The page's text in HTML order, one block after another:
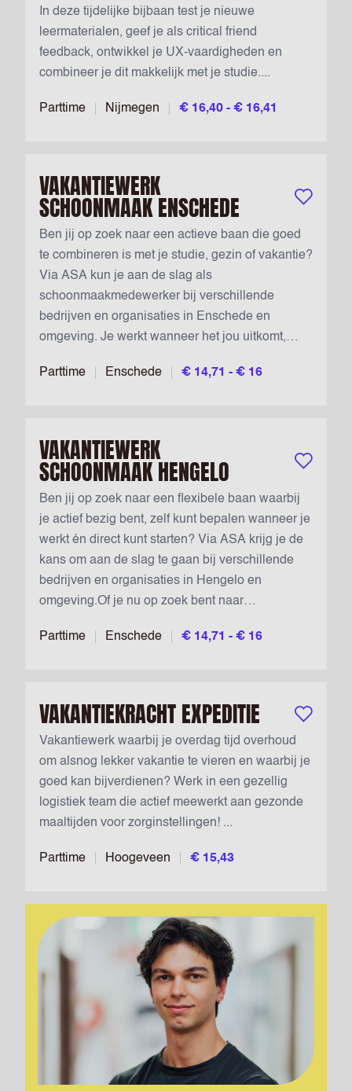
Parttime Nijmegen € 16,40 - € 16,41
In deze tijdelijke bijbaan test je nieuwe
leermaterialen, geef je als critical friend
feedback, ontwikkel je UX-vaardigheden en
combineer je dit makkelijk met je studie....
VAKANTIEWERK
SCHOONMAAK ENSCHEDE Bewaar
Parttime Enschede € 14,71 - € 16
Ben jij op zoek naar een actieve baan die goed
te combineren is met je studie, gezin of vakantie?
Via ASA kun je aan de slag als
schoonmaakmedewerker bij verschillende
bedrijven en organisaties in Enschede en
omgeving. Je werkt wanneer het jou uitkomt,
terecht op uiteenlopende locaties. ...
VAKANTIEWERK
SCHOONMAAK HENGELO Bewaar
Parttime Enschede € 14,71 - € 16
Ben jij op zoek naar een flexibele baan waarbij
je actief bezig bent, zelf kunt bepalen wanneer je
werkt én direct kunt starten? Via ASA krijg je de
kans om aan de slag te gaan bij verschillende
bedrijven en organisaties in Hengelo en
omgeving.Of je nu op zoek bent naar
een baan voor langere tijd: jij bepaalt welke
verschillende opdrachtgevers....
VAKANTIEKRACHT EXPEDITIE Bewaar
Parttime Hoogeveen € 15,43
Vakantiewerk waarbij je overdag tijd overhoud
om alsnog lekker vakantie te vieren en waarbij je
goed kan bijverdienen? Werk in een gezellig
logistiek team die actief meewerkt aan gezonde
maaltijden voor zorginstellingen! ...